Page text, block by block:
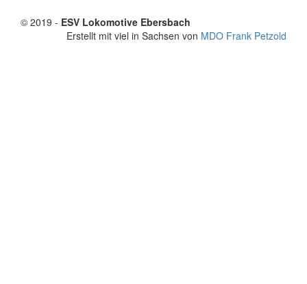
© 2019 - ESV Lokomotive Ebersbach
Erstellt mit viel in Sachsen von MDO Frank Petzold